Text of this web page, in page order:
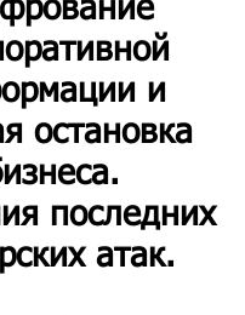
и
остановка
последних
атак.